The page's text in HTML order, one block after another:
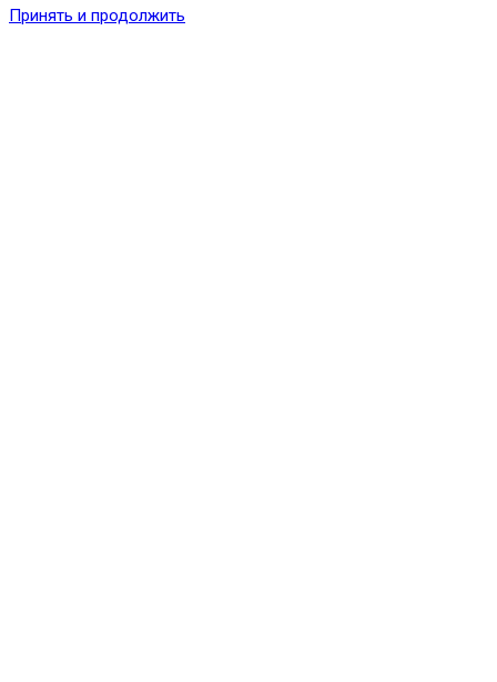
Принять и продолжить